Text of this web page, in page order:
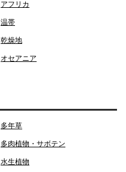
アフリカ
温帯
乾燥地
オセアニア
多年草
多肉植物・サボテン
水生植物